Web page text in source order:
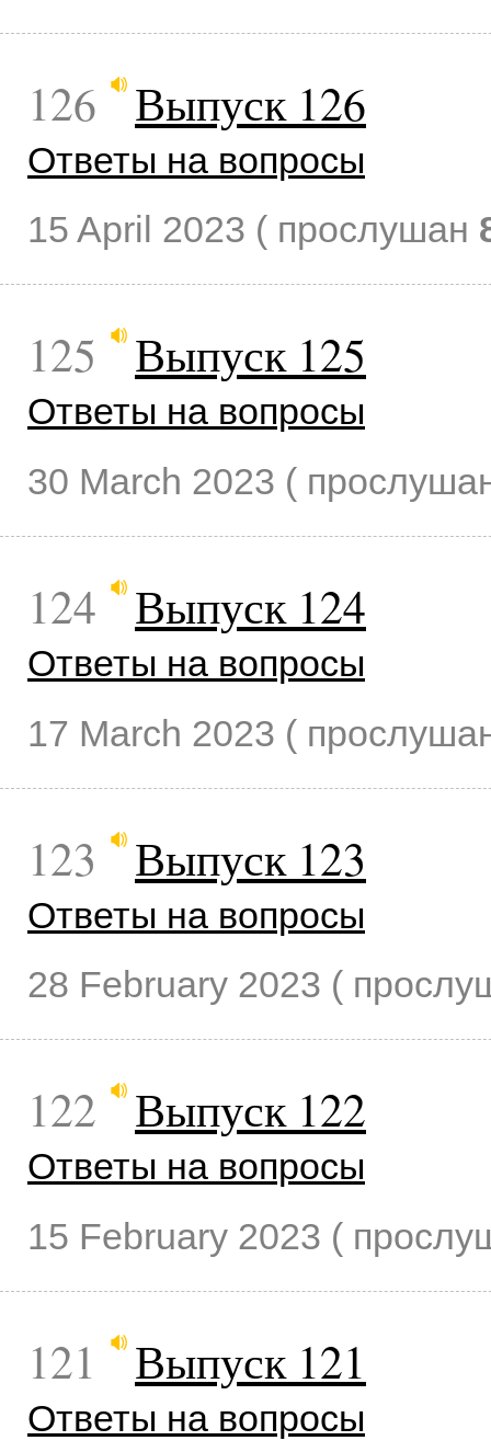
126 Выпуск 126
Ответы на вопросы
15 April 2023 ( прослушан
125 Выпуск 125
Ответы на вопросы
30 March 2023 (
124 Выпуск 124
Ответы на вопросы
17 March 2023 (
123 Выпуск 123
Ответы на вопросы
28 February 2023 (
122 Выпуск 122
Ответы на вопросы
15 February 2023 (
121 Выпуск 121
Ответы на вопросы